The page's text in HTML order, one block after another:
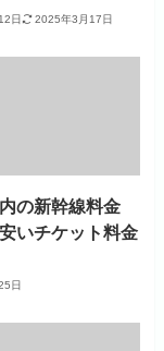
日 2025年3月17日
の新幹線料金
安いチケット料金
日